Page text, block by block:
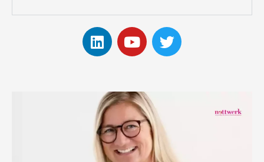
L
i
e
d
i
n
Y
o
u
b
e
T
w